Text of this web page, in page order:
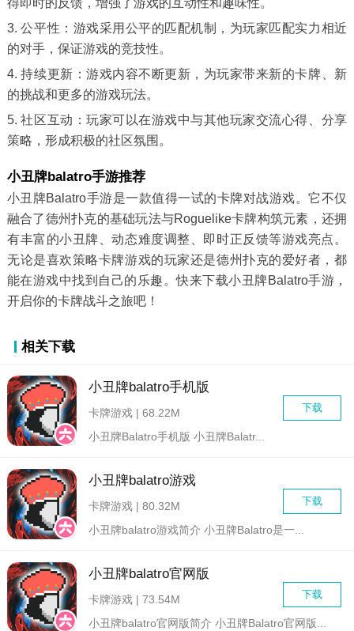
得即时的反馈，增强了游戏的互动性和趣味性。
3. 公平性：游戏采用公平的匹配机制，为玩家匹配实力相近
的对手，保证游戏的竞技性。
4. 持续更新：游戏内容不断更新，为玩家带来新的卡牌、新
的挑战和更多的游戏玩法。
5. 社区互动：玩家可以在游戏中与其他玩家交流心得、分享
策略，形成积极的社区氛围。
小丑牌balatro手游推荐
小丑牌Balatro手游是一款值得一试的卡牌对战游戏。它不仅
融合了德州扑克的基础玩法与Roguelike卡牌构筑元素，还拥
有丰富的小丑牌、动态难度调整、即时正反馈等游戏亮点。
无论是喜欢策略卡牌游戏的玩家还是德州扑克的爱好者，都
能在游戏中找到自己的乐趣。快来下载小丑牌Balatro手游，
开启你的卡牌战斗之旅吧！
相关下载
小丑牌balatro手机版
下载
卡牌游戏 | 68.22M
小丑牌Balatro手机版 小丑牌Balatr...
小丑牌balatro游戏
下载
卡牌游戏 | 80.32M
小丑牌balatro游戏简介 小丑牌Balatro是一...
小丑牌balatro官网版
下载
卡牌游戏 | 73.54M
小丑牌balatro官网版简介 小丑牌Balatro官网版...